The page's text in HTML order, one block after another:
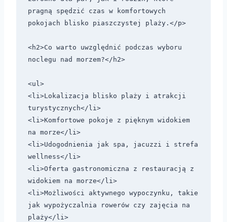
pragną spędzić czas w komfortowych
pokojach blisko piaszczystej plaży.</p>
<h2>Co warto uwzględnić podczas wyboru
noclegu nad morzem?</h2>
<ul>
<li>Lokalizacja blisko plaży i atrakcji
turystycznych</li>
<li>Komfortowe pokoje z pięknym widokiem
na morze</li>
<li>Udogodnienia jak spa, jacuzzi i strefa
wellness</li>
<li>Oferta gastronomiczna z restauracją z
widokiem na morze</li>
<li>Możliwości aktywnego wypoczynku, takie
jak wypożyczalnia rowerów czy zajęcia na
plaży</li>